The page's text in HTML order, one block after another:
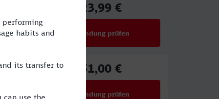
23,99 €
Verbindung prüfen
51,00 €
Verbindung prüfen